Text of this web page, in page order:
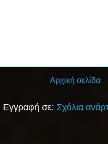
Αρχική σελίδα
Εγγραφή σε: Σχόλια